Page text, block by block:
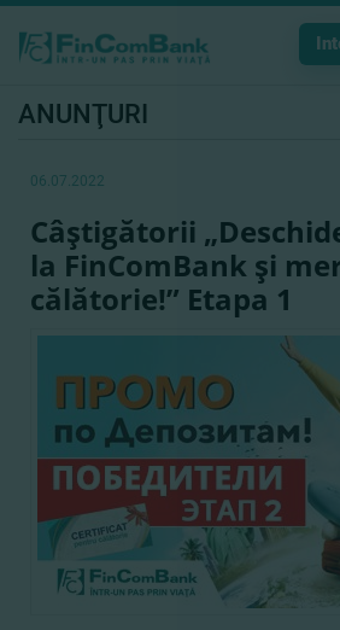
ANUNŢURI
06.07.2022
Câştigătorii
la FinComBank şi
călătorie!” Etapa 1